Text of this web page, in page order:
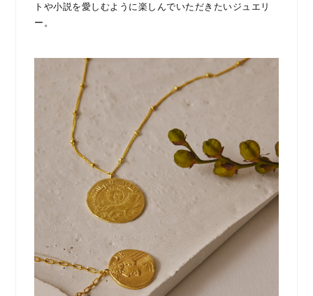
トや小説を愛しむように楽しんでいただきたいジュエリ
ー。